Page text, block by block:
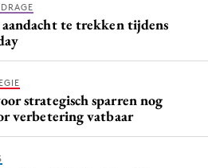
te trekken tijdens
strategisch sparren nog
verbetering vatbaar